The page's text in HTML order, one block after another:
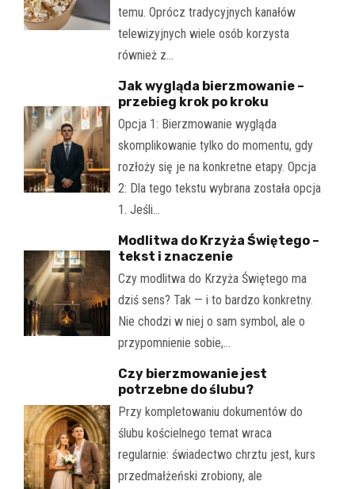
temu. Oprócz tradycyjnych kanałów
telewizyjnych wiele osób korzysta
również z…
Jak wygląda bierzmowanie –
przebieg krok po kroku
Opcja 1: Bierzmowanie wygląda
skomplikowanie tylko do momentu, gdy
rozłoży się je na konkretne etapy. Opcja
2: Dla tego tekstu wybrana została opcja
1. Jeśli…
Modlitwa do Krzyża Świętego –
tekst i znaczenie
Czy modlitwa do Krzyża Świętego ma
dziś sens? Tak — i to bardzo konkretny.
Nie chodzi w niej o sam symbol, ale o
przypomnienie sobie,…
Czy bierzmowanie jest
potrzebne do ślubu?
Przy kompletowaniu dokumentów do
ślubu kościelnego temat wraca
regularnie: świadectwo chrztu jest, kurs
przedmałżeński zrobiony, ale